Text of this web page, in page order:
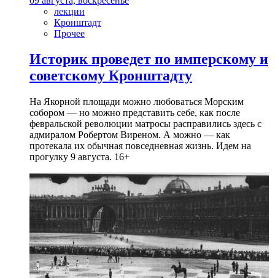
лекции
Кронштадт
Прочее
Историк проведет по имперскому и
советскому Кронштадту
На Якорной площади можно любоваться Морским
собором — но можно представить себе, как после
февральской революции матросы расправились здесь с
адмиралом Робертом Виреном. А можно — как
протекала их обычная повседневная жизнь. Идем на
прогулку 9 августа. 16+